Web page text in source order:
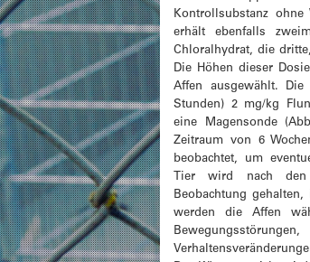
Kontrollsubstanz
erhält ebenfalls
Chloralhydrat, die
Die Höhen dieser
Affen ausgewählt.
Stunden) 2 mg/kg
eine Magensonde
Zeitraum von 6
beobachtet, um
Tier wird nach den
Beobachtung
werden die Affen